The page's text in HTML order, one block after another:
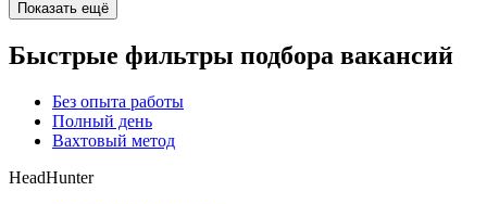
Показать ещё
Быстрые фильтры подбора вакансий
Без опыта работы
Полный день
Вахтовый метод
HeadHunter